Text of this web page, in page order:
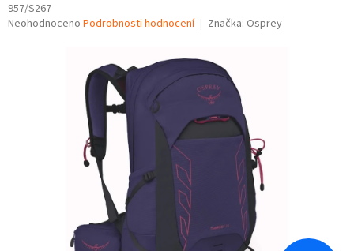
957/S267
Průměrné
Neohodnoceno Podrobnosti hodnocení Značka: Osprey